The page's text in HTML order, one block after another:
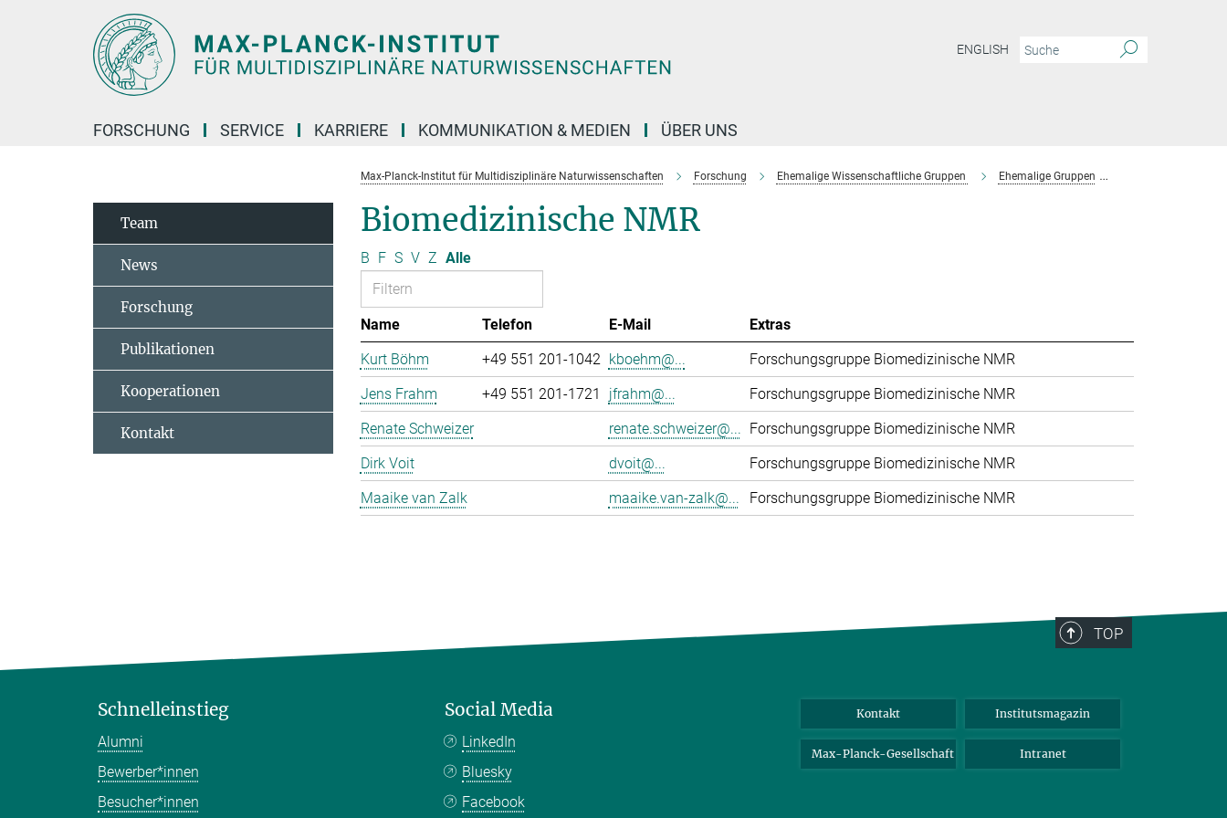
ENGLISH
FORSCHUNG SERVICE KARRIERE KOMMUNIKATION & MEDIEN ÜBER UNS
Max-Planck-Institut für Multidisziplinäre Naturwissenschaften Forschung Ehemalige Wissenschaftliche Gruppen Ehemalige Gruppen
Biomedizinische NMR
B F S V Z Alle
Name Telefon E-Mail
Extras
Kurt Böhm
+49 551 201-1042 kboehm@...
Forschungsgruppe Biomedizinische NMR
Jens Frahm
+49 551 201-1721 jfrahm@...
Forschungsgruppe Biomedizinische NMR
Renate Schweizer
renate.schweizer@... Forschungsgruppe Biomedizinische NMR
Dirk Voit
dvoit@...
Forschungsgruppe Biomedizinische NMR
Maaike van Zalk
maaike.van-zalk@... Forschungsgruppe Biomedizinische NMR
Team
News
Forschung
Publikationen
Kooperationen
Kontakt
TOP
Schnelleinstieg
Alumni
Bewerber*innen
Besucher*innen
Social Media
LinkedIn
Bluesky
Facebook
Kontakt Institutsmagazin
Max-Planck-Gesellschaft Intranet